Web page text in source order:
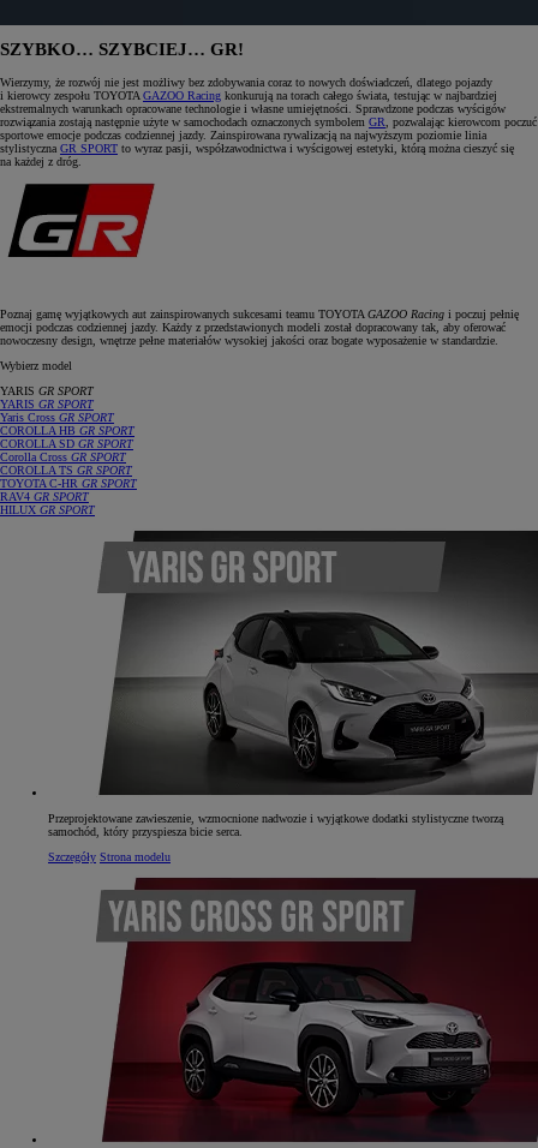
SZYBKO… SZYBCIEJ… GR!
Wierzymy, że rozwój nie jest możliwy bez zdobywania coraz to nowych doświadczeń, dlatego pojazdy
i kierowcy zespołu TOYOTA GAZOO Racing konkurują na torach całego świata, testując w najbardziej
ekstremalnych warunkach opracowane technologie i własne umiejętności. Sprawdzone podczas wyścigów
rozwiązania zostają następnie użyte w samochodach oznaczonych symbolem GR , pozwalając kierowcom poczuć
sportowe emocje podczas codziennej jazdy. Zainspirowana rywalizacją na najwyższym poziomie linia
stylistyczna GR SPORT to wyraz pasji, współzawodnictwa i wyścigowej estetyki, którą można cieszyć się
na każdej z dróg.
Poznaj gamę wyjątkowych aut zainspirowanych sukcesami teamu TOYOTA GAZOO Racing i poczuj pełnię
emocji podczas codziennej jazdy. Każdy z przedstawionych modeli został dopracowany tak, aby oferować
nowoczesny design, wnętrze pełne materiałów wysokiej jakości oraz bogate wyposażenie w standardzie.
Wybierz model
YARIS GR SPORT
YARIS GR SPORT
Yaris Cross GR SPORT
COROLLA HB GR SPORT
COROLLA SD GR SPORT
Corolla Cross GR SPORT
COROLLA TS GR SPORT
TOYOTA C‑HR GR SPORT
RAV4 GR SPORT
HILUX GR SPORT
Przeprojektowane zawieszenie, wzmocnione nadwozie i wyjątkowe dodatki stylistyczne tworzą
samochód, który przyspiesza bicie serca.
Szczegóły Strona modelu